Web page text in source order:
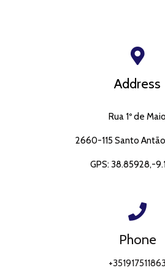
Address
Rua 1º de Maio
2660-115 Santo
GPS: 38.85928,-
Phone
+351917511863